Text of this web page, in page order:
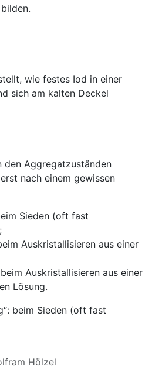
den Aggregatzuständen
nach einem gewissen
Sieden (oft fast
Auskristallisieren aus einer
Auskristallisieren aus einer
Lösung.
beim Sieden (oft fast
Hölzel